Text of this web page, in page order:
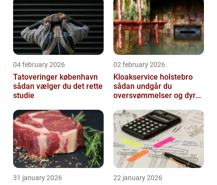
04 february 2026
Tatoveringer københavn
sådan vælger du det rette
studie
02 february 2026
Kloakservice holstebro
sådan undgår du
oversvømmelser og dyre
31 january 2026 22 january 2026